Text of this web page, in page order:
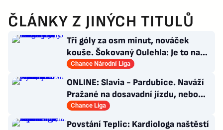
ČLÁNKY Z JINÝCH TITULŮ
Tři góly za osm minut, nováček
kouše. Šokovaný Oulehla: Je to na
ho*no, řešíme posily
Chance Národní Liga
ONLINE: Slavia - Pardubice. Naváží
Pražané na dosavadní jízdu, nebo
překvapí Východočeši?
Chance Liga
Povstání Teplic: Kardiologa naštěstí